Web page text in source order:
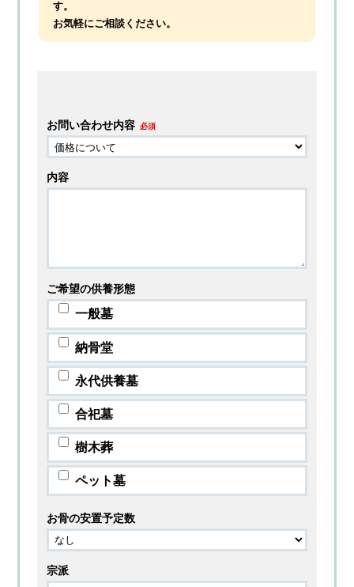
す。
お気軽にご相談ください。
お問い合わせ内容 必須
内容
ご希望の供養形態
一般墓
納骨堂
永代供養墓
合祀墓
樹木葬
ペット墓
お骨の安置予定数
宗派